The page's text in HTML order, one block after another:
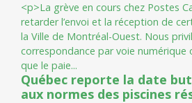
<p>La grève en cours chez Postes C
retarder l’envoi et la réception de cer
la Ville de Montréal-Ouest. Nous privil
correspondance par voie numérique
que le paie...
Québec reporte la date
aux normes des piscines